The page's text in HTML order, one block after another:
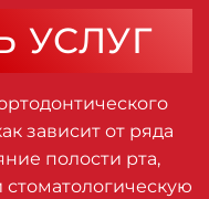
УСЛУГ
зависит от ряда
полости рта,